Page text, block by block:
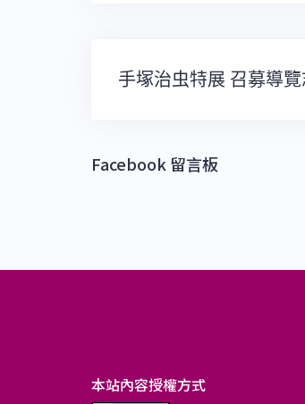
文
覽
手塚治虫特展 召募導覽
Facebook 留言板
本站內容授權方式